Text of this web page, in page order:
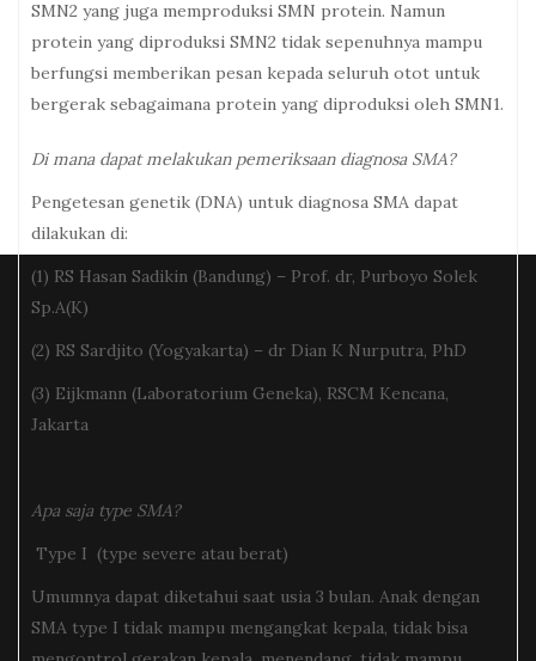
SMN2 yang juga memproduksi SMN protein. Namun
protein yang diproduksi SMN2 tidak sepenuhnya mampu
berfungsi memberikan pesan kepada seluruh otot untuk
bergerak sebagaimana protein yang diproduksi oleh SMN1.
Di mana dapat melakukan pemeriksaan diagnosa SMA?
Pengetesan genetik (DNA) untuk diagnosa SMA dapat
dilakukan di:
(1) RS Hasan Sadikin (Bandung) – Prof. dr, Purboyo Solek
Sp.A(K)
(2) RS Sardjito (Yogyakarta) – dr Dian K Nurputra, PhD
(3) Eijkmann (Laboratorium Geneka), RSCM Kencana,
Jakarta
Apa saja type SMA?
Type I (type severe atau berat)
Umumnya dapat diketahui saat usia 3 bulan. Anak dengan
SMA type I tidak mampu mengangkat kepala, tidak bisa